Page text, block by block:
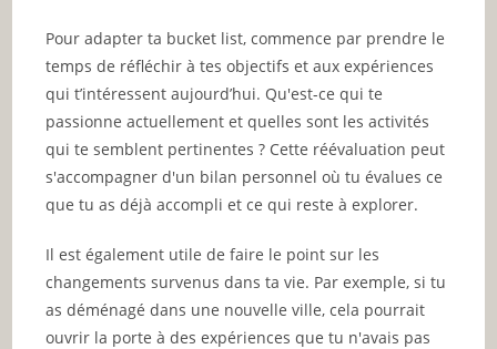
Pour adapter ta bucket list, commence par prendre le
temps de réfléchir à tes objectifs et aux expériences
qui t’intéressent aujourd’hui. Qu'est-ce qui te
passionne actuellement et quelles sont les activités
qui te semblent pertinentes ? Cette réévaluation peut
s'accompagner d'un bilan personnel où tu évalues ce
que tu as déjà accompli et ce qui reste à explorer.
Il est également utile de faire le point sur les
changements survenus dans ta vie. Par exemple, si tu
as déménagé dans une nouvelle ville, cela pourrait
ouvrir la porte à des expériences que tu n'avais pas